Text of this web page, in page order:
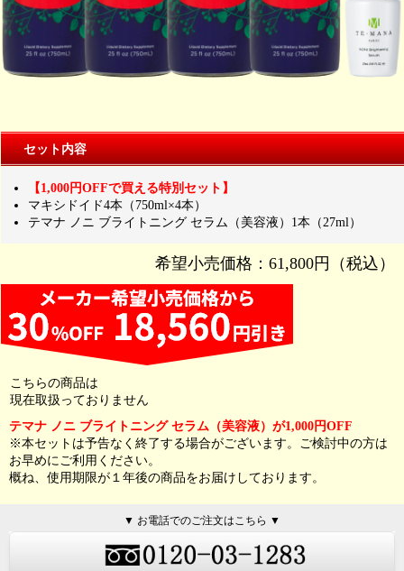
セット内容
【1,000円OFFで買える特別セット】
マキシドイド4本（750ml×4本）
テマナ ノニ ブライトニング セラム（美容液）1本（27ml）
希望小売価格：61,800円（税込）
こちらの商品は
現在取扱っておりません
テマナ ノニ ブライトニング セラム（美容液）が1,000円OFF
※本セットは予告なく終了する場合がございます。ご検討中の方は
お早めにご利用ください。
概ね、使用期限が１年後の商品をお届けしております。
▼ お電話でのご注文はこちら ▼